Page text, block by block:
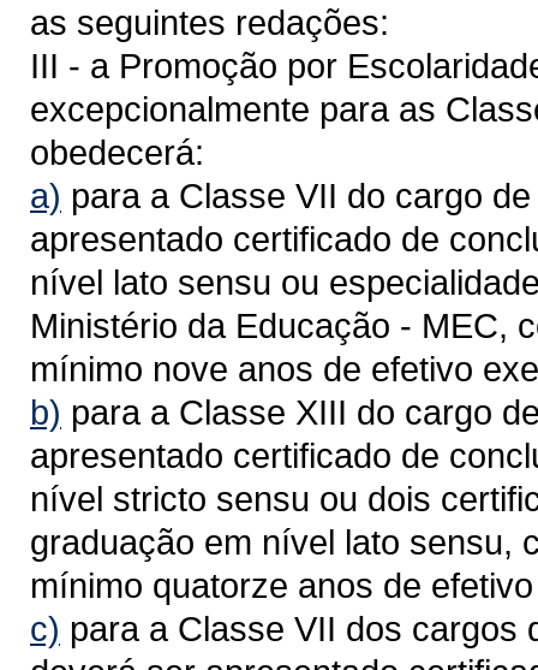
as seguintes redações:
III - a Promoção por
excepcionalmente para as
obedecerá:
a) para a Classe VII do cargo
apresentado certificado de
nível lato sensu ou
Ministério da Educação - MEC,
mínimo nove anos de efetivo
b) para a Classe XIII do cargo
apresentado certificado de
nível stricto sensu ou dois
graduação em nível lato sensu,
mínimo quatorze anos de
c) para a Classe VII dos cargos